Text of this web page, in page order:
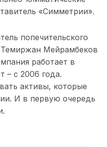
«Симметрии».
попечительского
Темиржан Мейрамбеков
работает в
– с 2006 года.
активы, которые
И в первую очередь